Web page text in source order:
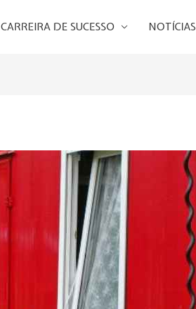
CARREIRA DE SUCESSO NOTÍCIAS